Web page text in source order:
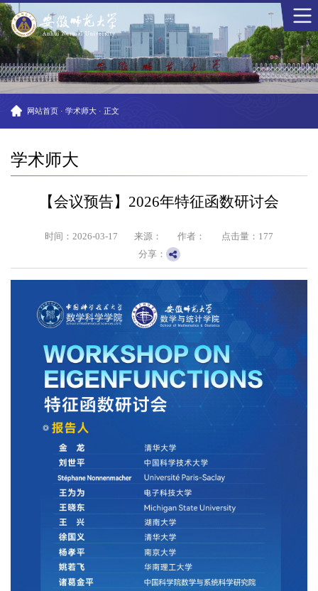
网站首页 · 学术师大 · 正文
学术师大
【会议预告】2026年特征函数研讨会
时间：2026-03-17 来源： 作者： 点击量： 177
分享：